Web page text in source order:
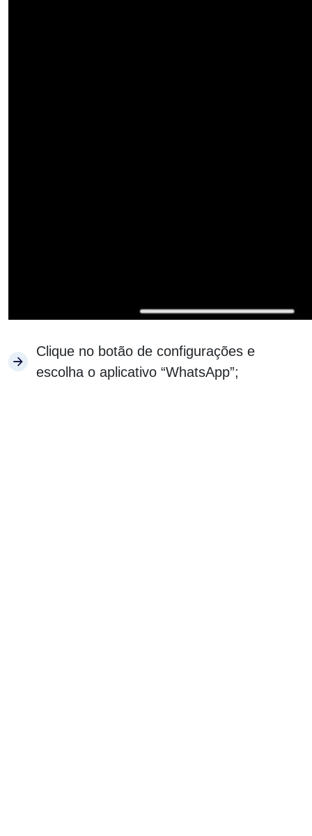
Clique no botão de configurações e
escolha o aplicativo “WhatsApp”;